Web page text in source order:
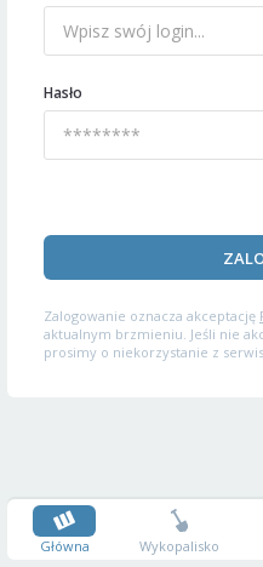
Hasło
Zalogowanie oznacza akceptację
aktualnym brzmieniu. Jeśli nie
prosimy o niekorzystanie z
Główna Wykopalisko